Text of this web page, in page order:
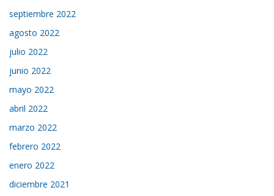
septiembre 2022
agosto 2022
julio 2022
junio 2022
mayo 2022
abril 2022
marzo 2022
febrero 2022
enero 2022
diciembre 2021